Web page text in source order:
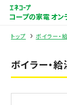
コープの家電 オン
トップ ボイラー・
ボイラー・